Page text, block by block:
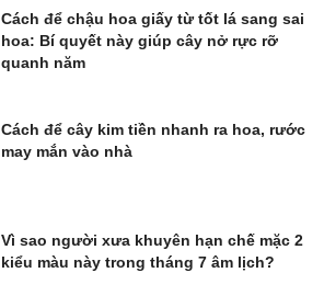
Cách để chậu hoa giấy từ tốt lá sang sai
hoa: Bí quyết này giúp cây nở rực rỡ
quanh năm
Cách để cây kim tiền nhanh ra hoa, rước
may mắn vào nhà
Vì sao người xưa khuyên hạn chế mặc 2
kiểu màu này trong tháng 7 âm lịch?